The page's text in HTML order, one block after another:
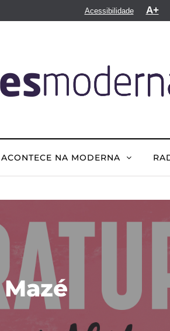
Acessibilidade A+
ACONTECE NA MODERNA